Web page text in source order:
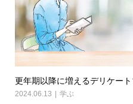
更年期以降に増えるデリケー
2024.06.13 学ぶ